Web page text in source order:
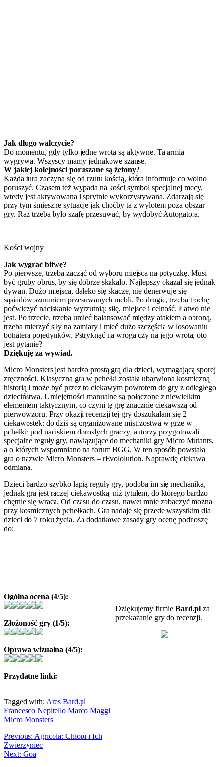
Jak długo walczycie?
Do momentu, gdy tylko jedne wrota są aktywne. Ta armia
wygrywa. Wszyscy mamy jednakowe szanse.
W jakiej kolejności poruszane są żetony?
Każda tura zaczyna się od rzutu kością, która informuje co wolno
poruszyć. Czasem też wypada na kości symbol specjalnej mocy,
wtedy jest aktywowana i sprytnie wykorzystywana. Zdarzają się
przy tym śmieszne sytuacje jak choćby ta z wylotem poza obszar
gry. Raz trzeba było szafę przesuwać, by wydobyć Autogatora.
Kości wojny
Jak wygrać bitwę?
Po pierwsze, trzeba zacząć od wyboru miejsca na potyczkę. Musi
być gruby obrus, by się dobrze skakało. Najlepszy okazał się jednak
dywan. Dużo miejsca, daleko się skacze, nie denerwuje się
sąsiadów szuraniem przesuwanych mebli. Po drugie, trzeba trochę
poćwiczyć naciskanie wyrzutnią: siłę, miejsce i celność. Łatwo nie
jest. Po trzecie, trzeba umieć balansować między atakiem a obroną,
trzeba mierzyć siły na zamiary i mieć dużo szczęścia w losowaniu
bohatera pojedynków. Pstryknąć na wroga czy na jego wrota, oto
jest pytanie?
Dziękuję za wywiad.
Micro Monsters jest bardzo prostą grą dla dzieci, wymagającą sporej
zręczności. Klasyczna gra w pchełki została ubarwiona kosmiczną
historią i może być przez to ciekawym powrotem do gry z odległego
dzieciństwa. Umiejętności manualne są połączone z niewielkim
elementem taktycznym, co czyni tę grę znacznie ciekawszą od
pierwowzoru. Przy okazji recenzji tej gry doszukałam się 2
ciekawostek: do dziś są organizowane mistrzostwa w grze w
pchełki; pod naciskiem dorosłych graczy, autorzy przygotowali
specjalne reguły gry, nawiązujące do mechaniki gry Micro Mutants,
a o których wspomniano na forum BGG. W ten sposób powstała
gra o nazwie Micro Monsters – rEvololution. Naprawdę ciekawa
odmiana.
Dzieci bardzo szybko łapią reguły gry, podoba im się mechanika,
jednak gra jest raczej ciekawostką, niż tytułem, do którego bardzo
chętnie się wraca. Od czasu do czasu, nawet mnie zobaczyć można
przy kosmicznych pchełkach. Gra nadaje się przede wszystkim dla
dzieci do 7 roku życia. Za dodatkowe zasady gry ocenę podnoszę
do:
Dziękujemy firmie Bard.pl za
przekazanie gry do recenzji.
Ogólna ocena (4/5):
Złożoność gry (1/5):
Oprawa wizualna (4/5):
Przydatne linki:
Tagged with: Ares Bard.pl
Francesco Nepitello Marco Maggi
Micro Monsters
Previous: Agricola: Chłopi i Ich
Zwierzyniec
Next: Goa